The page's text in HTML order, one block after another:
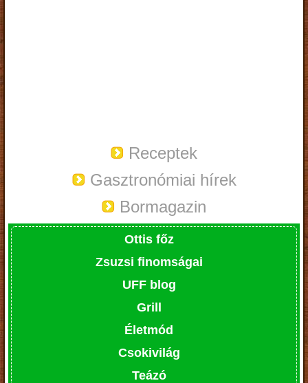
Receptek
Gasztronómiai hírek
Bormagazin
Ottis főz
Zsuzsi finomságai
UFF blog
Grill
Életmód
Csokivilág
Teázó